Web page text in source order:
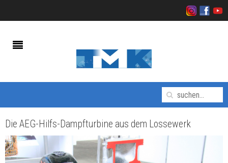
Die AEG-Hilfs-Dampfturbine aus dem Lossewerk